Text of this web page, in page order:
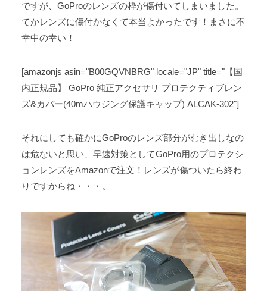
ですが、GoProのレンズの枠が傷付いてしまいました。
てかレンズに傷付かなくて本当よかったです！まさに不
幸中の幸い！
[amazonjs asin="B00GQVNBRG" locale="JP" title="【国
内正規品】 GoPro 純正アクセサリ プロテクティブレン
ズ&カバー(40mハウジング保護キャップ) ALCAK-302"]
それにしても確かにGoProのレンズ部分がむき出しなの
は危ないと思い、早速対策としてGoPro用のプロテクシ
ョンレンズをAmazonで注文！レンズが傷ついたら終わ
りですからね・・・。